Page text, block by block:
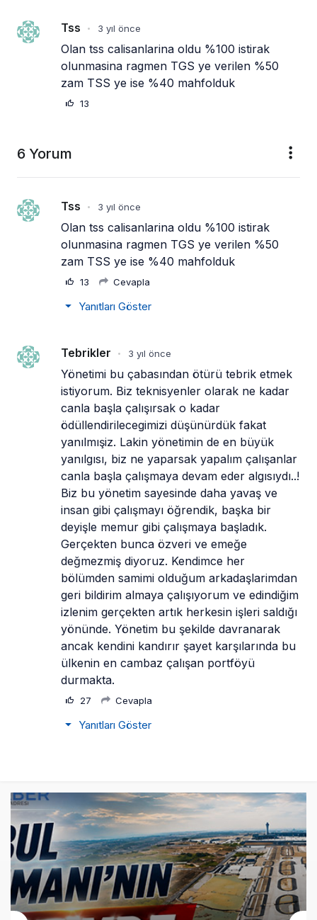
Tss • 3 yıl önce
Olan tss calisanlarina oldu %100 istirak
olunmasina ragmen TGS ye verilen %50
zam TSS ye ise %40 mahfolduk
13
6 Yorum
Tss • 3 yıl önce
Olan tss calisanlarina oldu %100 istirak
olunmasina ragmen TGS ye verilen %50
zam TSS ye ise %40 mahfolduk
13 Cevapla
Yanıtları Göster
Tebrikler • 3 yıl önce
Yönetimi bu çabasından ötürü tebrik etmek
istiyorum. Biz teknisyenler olarak ne kadar
canla başla çalışırsak o kadar
ödüllendirilecegimizi düşünürdük fakat
yanılmışiz. Lakin yönetimin de en büyük
yanılgısı, biz ne yaparsak yapalım çalışanlar
canla başla çalışmaya devam eder algısıydı..!
Biz bu yönetim sayesinde daha yavaş ve
insan gibi çalışmayı öğrendik, başka bir
deyişle memur gibi çalışmaya başladık.
Gerçekten bunca özveri ve emeğe
değmezmiş diyoruz. Kendimce her
bölümden samimi olduğum arkadaşlarimdan
geri bildirim almaya çalışıyorum ve edindiğim
izlenim gerçekten artık herkesin işleri saldığı
yönünde. Yönetim bu şekilde davranarak
ancak kendini kandırır şayet karşılarında bu
ülkenin en cambaz çalışan portföyü
durmakta.
27 Cevapla
Yanıtları Göster